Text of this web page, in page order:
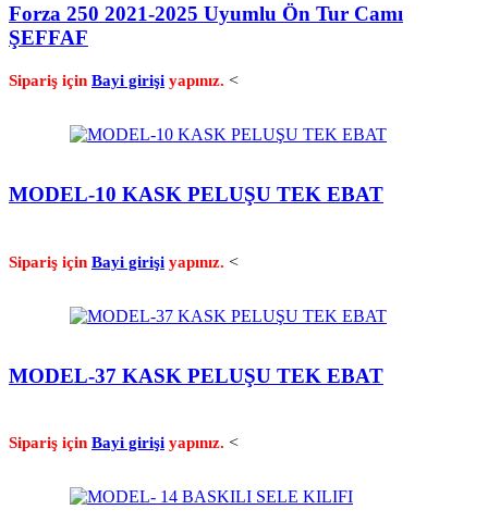
Forza 250 2021-2025 Uyumlu Ön Tur Camı
ŞEFFAF
Sipariş için Bayi girişi yapınız. <
MODEL-10 KASK PELUŞU TEK EBAT
Sipariş için Bayi girişi yapınız. <
MODEL-37 KASK PELUŞU TEK EBAT
Sipariş için Bayi girişi yapınız. <